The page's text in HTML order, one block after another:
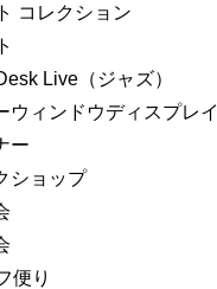
コレクション
Live（ジャズ）
ウィンドウディスプレイ
ー
ショップ
便り